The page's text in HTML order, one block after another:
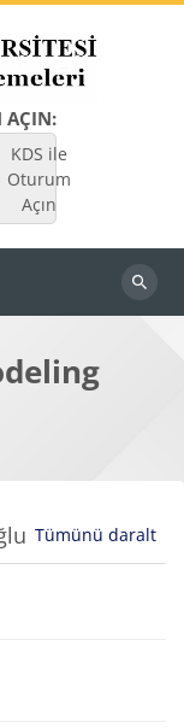
AÇIN:
KDS ile
Oturum
Açın
Dersleri
Tümünü daralt